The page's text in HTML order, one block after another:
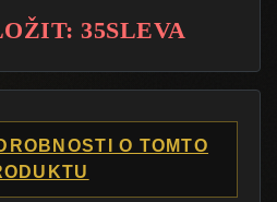
35SLEVA
O TOMTO